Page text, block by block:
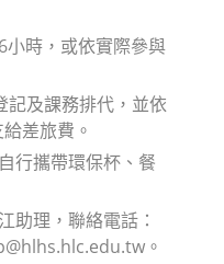
小時，或依實際參與
記及課務排代，並依
差旅費。
行攜帶環保杯、餐
助理，聯絡電話：
。